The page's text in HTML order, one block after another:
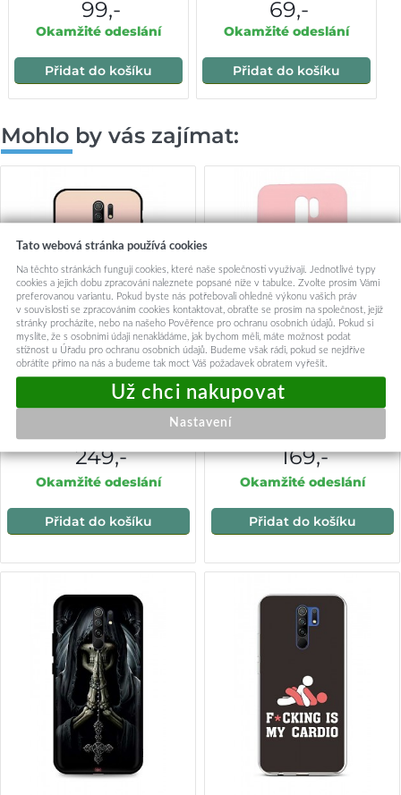
99,-
Okamžité odeslání
Přidat do košíku
69,-
Okamžité odeslání
Přidat do košíku
Mohlo by vás zajímat:
Zadní pevný kryt LUXURY na
Xiaomi Redmi 9 duhový
249,-
Okamžité odeslání
Přidat do košíku
Zadní kryt Essential na
Xiaomi Redmi 9 růžový
169,-
Okamžité odeslání
Přidat do košíku
Tato webová stránka používá cookies
Na těchto stránkách fungují cookies, které naše společnosti využívají. Jednotlivé typy
cookies a jejich dobu zpracování naleznete popsané níže v tabulce. Zvolte prosím Vámi
preferovanou variantu. Pokud byste nás potřebovali ohledně výkonu vašich práv
v souvislosti se zpracováním cookies kontaktovat, obraťte se prosím na společnost, jejíž
stránky procházíte, nebo na našeho Pověřence pro ochranu osobních údajů. Pokud si
myslíte, že s osobními údaji nenakládáme, jak bychom měli, máte možnost podat
stížnost u Úřadu pro ochranu osobních údajů. Budeme však rádi, pokud se nejdříve
obrátíte přímo na nás a budeme tak moct Váš požadavek obratem vyřešit.
Nastavení